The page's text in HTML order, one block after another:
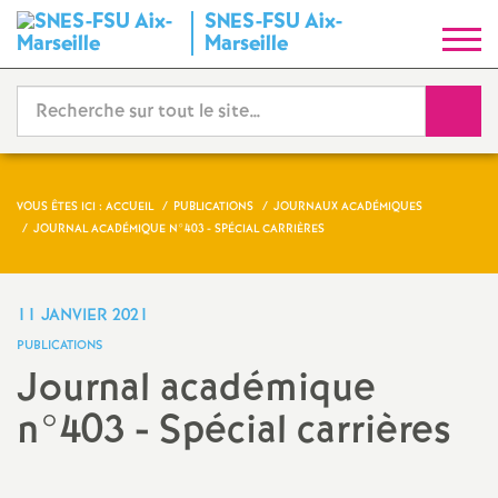
SNES-FSU Aix-
Marseille
y
n
d
i
a
t
VOUS ÊTES ICI : ACCUEIL PUBLICATIONS
JOURNAUX ACADÉMIQUES
JOURNAL ACADÉMIQUE N°403 - SPÉCIAL CARRIÈRES
11 JANVIER 2021
PUBLICATIONS
Journal académique
n°403 - Spécial carrières